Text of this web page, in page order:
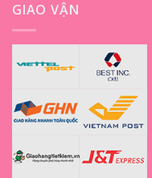
GIAO VẬN